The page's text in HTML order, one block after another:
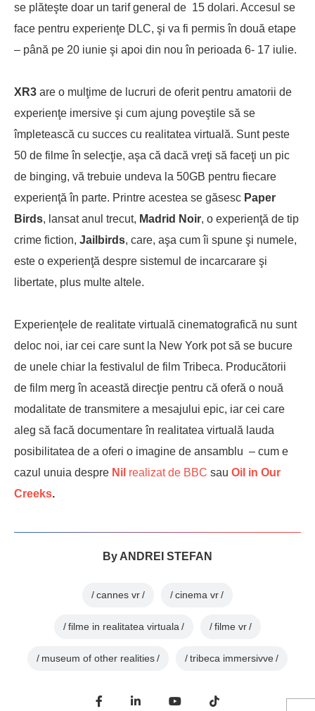
se plăteşte doar un tarif general de 15 dolari. Accesul se
face pentru experienţe DLC, şi va fi permis în două etape
– până pe 20 iunie şi apoi din nou în perioada 6- 17 iulie.
XR3 are o mulţime de lucruri de oferit pentru amatorii de
experienţe imersive şi cum ajung poveştile să se
împletească cu succes cu realitatea virtuală. Sunt peste
50 de filme în selecţie, aşa că dacă vreţi să faceţi un pic
de binging, vă trebuie undeva la 50GB pentru fiecare
experienţă în parte. Printre acestea se găsesc Paper
Birds, lansat anul trecut, Madrid Noir, o experienţă de tip
crime fiction, Jailbirds, care, aşa cum îi spune şi numele,
este o experienţă despre sistemul de incarcarare şi
libertate, plus multe altele.
Experienţele de realitate virtuală cinematografică nu sunt
deloc noi, iar cei care sunt la New York pot să se bucure
de unele chiar la festivalul de film Tribeca. Producătorii
de film merg în această direcţie pentru că oferă o nouă
modalitate de transmitere a mesajului epic, iar cei care
aleg să facă documentare în realitatea virtuală lauda
posibilitatea de a oferi o imagine de ansamblu – cum e
cazul unuia despre Nil realizat de BBC sau Oil in Our
Creeks.
By ANDREI STEFAN
cannes vr cinema vr
filme in realitatea virtuala filme vr
museum of other realities tribeca immersivve